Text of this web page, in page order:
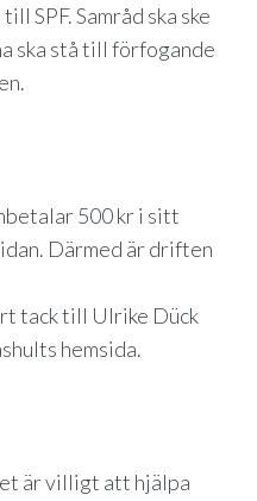
SPF. Samråd ska ske
ska stå till förfogande
500 kr i sitt
Därmed är driften
tack till Ulrike Dück
hemsida.
är villigt att hjälpa